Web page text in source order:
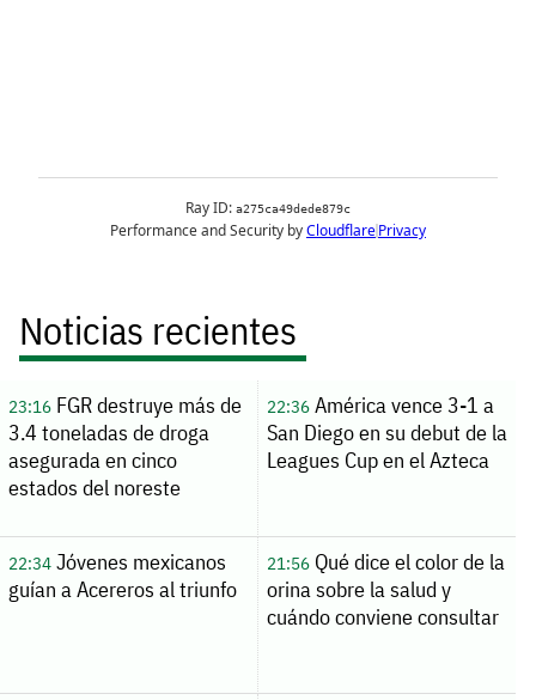
Noticias recientes
23:16FGR destruye más de
3.4 toneladas de droga
asegurada en cinco
estados del noreste
22:36América vence 3-1 a
San Diego en su debut de la
Leagues Cup en el Azteca
22:34Jóvenes mexicanos
guían a Acereros al triunfo
21:56Qué dice el color de la
orina sobre la salud y
cuándo conviene consultar